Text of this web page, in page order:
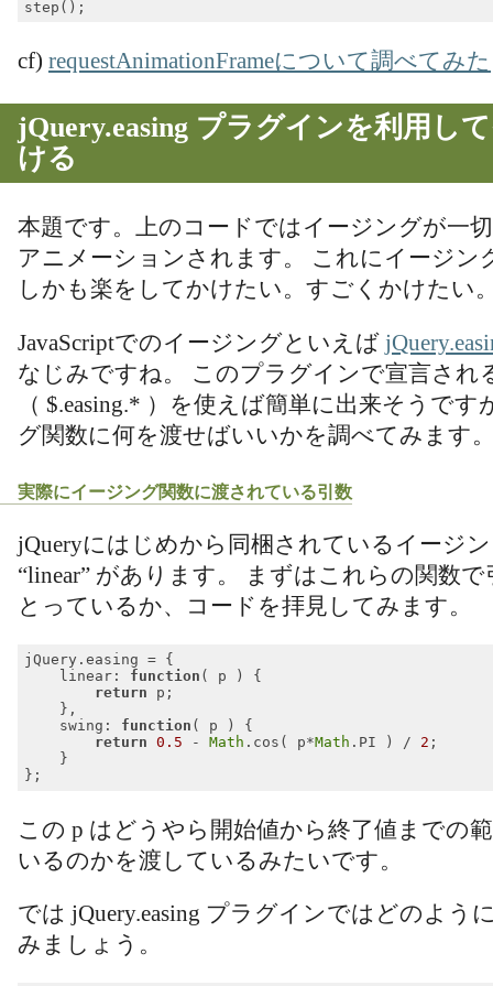
cf) requestAnimationFrameについて調べてみた
jQuery.easing プラグインを利用し
ける
本題です。上のコードではイージングが一
アニメーションされます。 これにイージン
しかも楽をしてかけたい。すごくかけたい
JavaScriptでのイージングといえば
なじみですね。 このプラグインで宣言され
（ $.easing.* ）を使えば簡単に出来そうで
グ関数に何を渡せばいいかを調べてみます
実際にイージング関数に渡されている引数
jQueryにはじめから同梱されているイージン
“linear” があります。 まずはこれらの関数
とっているか、コードを拝見してみます。
jQuery.easing = {
linear : function ( p ) {
return p;
    },
swing : function ( p ) {
return
0.5 - Math .cos( p*Math .PI ) / 2 ;
    }
この p はどうやら開始値から終了値までの
いるのかを渡しているみたいです。
では jQuery.easing プラグインではどのよう
みましょう。